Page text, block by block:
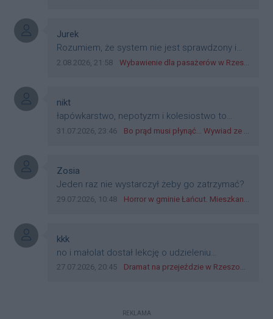
plastik czy inne bliki. Zakrawa na
dyskryminację.
Autor komentarza:
Jurek
Treść komentarza:
Rozumiem, że system nie jest sprawdzony i
przetestowany. Wybieram się z mim młodym
przejazdów dadzą radę. Albo ogarną, jak to
teraz młode ludzie mówią.
Data dodania komentarza:
2.08.2026, 21:58 Źródło komentarza:
Wybawienie dla pasażerów w Rzeszowie? W mieście ruszyły testy nowego rozwiązania
Autor komentarza:
nikt
Treść komentarza:
łapówkarstwo, nepotyzm i kolesiostwo to
norma w pge dystrybucja rzeszów, takie ***e
zagorzali pisowcy
Data dodania komentarza:
31.07.2026, 23:46 Źródło komentarza:
Bo prąd musi płynąć... Wywiad ze Zbigniewem Możdżeniem - Dyrektorem Generalnym Oddziału PGE Dystrybucja w Rzeszowie
Autor komentarza:
Zosia
Treść komentarza:
Jeden raz nie wystarczył żeby go zatrzymać?
Data dodania komentarza:
29.07.2026, 10:48 Źródło komentarza:
Horror w gminie Łańcut. Mieszkaniec Rzeszowa terroryzował rodzinę nożem i zaatakował policjantów! [VIDEO]
Autor komentarza:
kkk
Treść komentarza:
no i małolat dostał lekcję o udzieleniu
pierwszeństwa
Data dodania komentarza:
27.07.2026, 20:45 Źródło komentarza:
Dramat na przejeździe w Rzeszowie. 16-latek na hulajnodze wjechał wprost pod szynobus
REKLAMA